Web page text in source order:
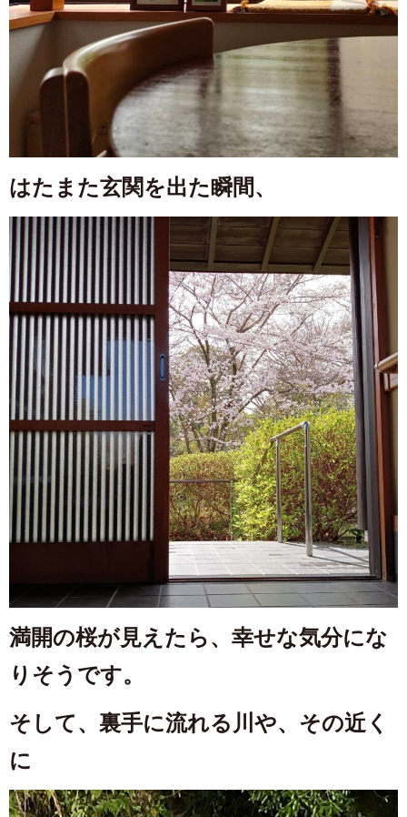
はたまた玄関を出た瞬間、
満開の桜が見えたら、幸せな気分にな
りそうです。
そして、裏手に流れる川や、その近く
に